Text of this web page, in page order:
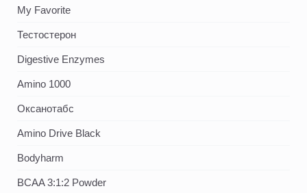
My Favorite
Тестостерон
Digestive Enzymes
Amino 1000
Оксанотабс
Amino Drive Black
Bodyharm
BCAA 3:1:2 Powder